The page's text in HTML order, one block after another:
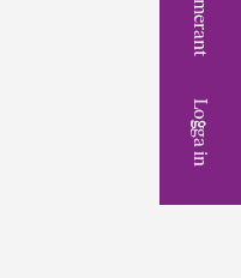
Logga in